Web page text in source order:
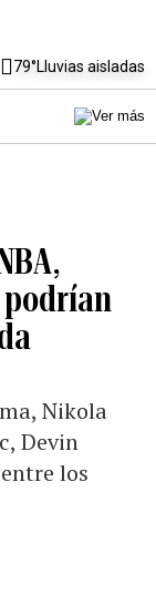
79°Lluvias aisladas
Nikola
Devin
los